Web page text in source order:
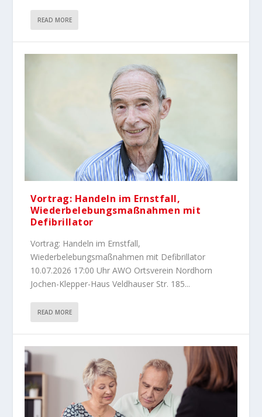
READ MORE
Vortrag: Handeln im Ernstfall,
Wiederbelebungsmaßnahmen mit
Defibrillator
Vortrag: Handeln im Ernstfall,
Wiederbelebungsmaßnahmen mit Defibrillator
10.07.2026 17:00 Uhr AWO Ortsverein Nordhorn
Jochen-Klepper-Haus Veldhauser Str. 185...
READ MORE